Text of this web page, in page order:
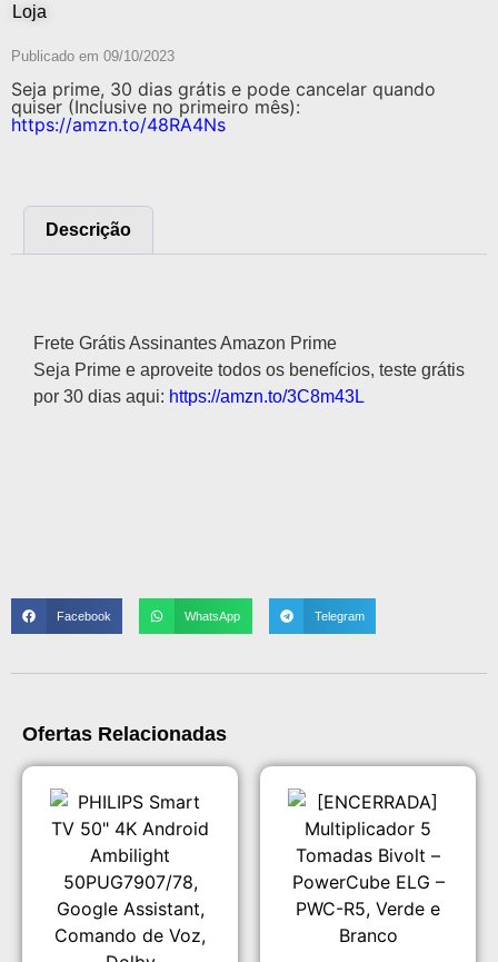
Loja
Publicado em 09/10/2023
Seja prime, 30 dias grátis e pode cancelar quando
quiser (Inclusive no primeiro mês):
https://amzn.to/48RA4Ns
Descrição
Frete Grátis Assinantes Amazon Prime
Seja Prime e aproveite todos os benefícios, teste grátis
por 30 dias aqui: https://amzn.to/3C8m43L
Facebook WhatsApp Telegram
Ofertas Relacionadas